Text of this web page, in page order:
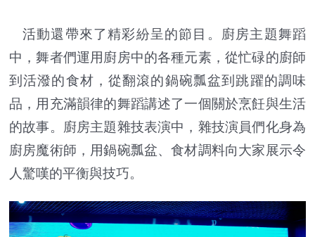
活動還帶來了精彩紛呈的節目。廚房主題舞蹈
中，舞者們運用廚房中的各種元素，從忙碌的廚師
到活潑的食材，從翻滾的鍋碗瓢盆到跳躍的調味
品，用充滿韻律的舞蹈講述了一個關於烹飪與生活
的故事。廚房主題雜技表演中，雜技演員們化身為
廚房魔術師，用鍋碗瓢盆、食材調料向大家展示令
人驚嘆的平衡與技巧。